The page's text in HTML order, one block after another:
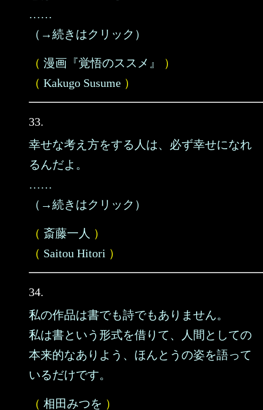
……
（→続きはクリック）
（ 漫画『覚悟のススメ』
）
（ Kakugo Susume ）
33.
幸せな考え方をする人は、必ず幸せになれ
るんだよ。
……
（→続きはクリック）
（ 斎藤一人 ）
（ Saitou Hitori ）
34.
私の作品は書でも詩でもありません。
私は書という形式を借りて、人間としての
本来的なありよう、ほんとうの姿を語って
いるだけです。
（ 相田みつを ）